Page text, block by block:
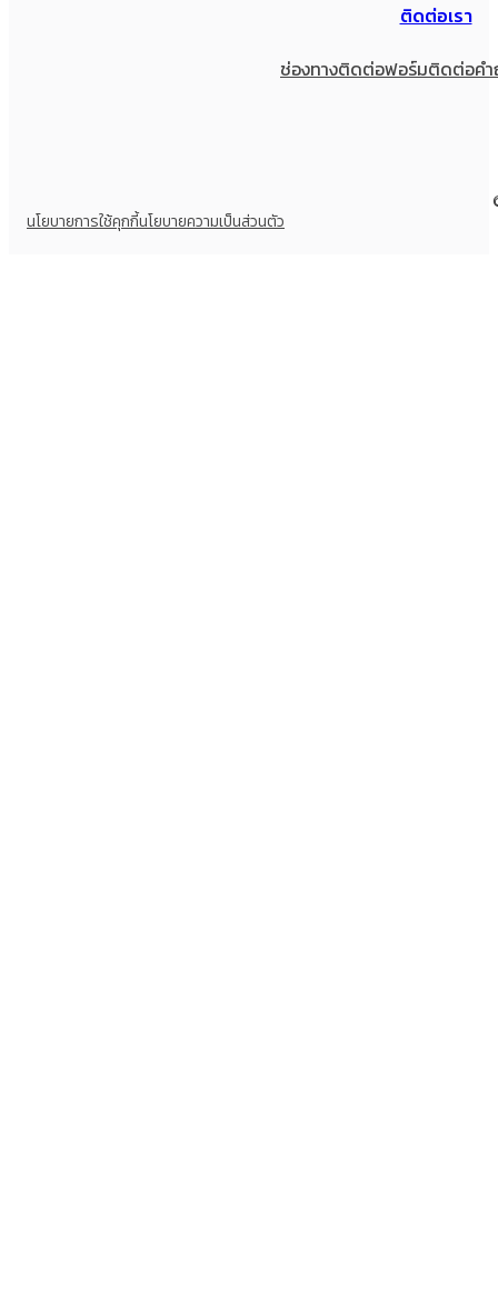
ติดต่อเรา
ช่องทางติดต่อฟอร์มติดต่อค
นโยบายการใช้คุกกี้นโยบายความเป็นส่วนตัว